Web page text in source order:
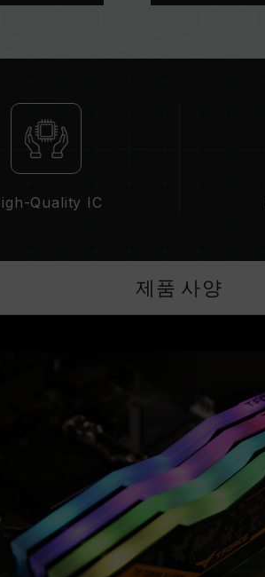
또는 그 이하로 실행됩니다. 이는 제
동으로 활성화해야 하며, 일부 메인
있으며, 최종 작동 주파수는 시스템 설
활성화 등)은 JEDEC 표준을 초과해,
파수는 달성 가능한 최대 주파수이며
해당 오버클럭 기술(XMP 2.0)을 지
메모리 모듈은 표준 전압 범위 내에서
고장은 해당 제조사에 문의하여 A/S
Quality IC
제품 사양